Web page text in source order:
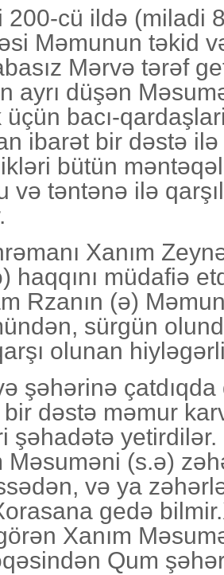
200-cü ildə (miladi
Məmunun təkid
Mərvə tərəf
ayrı düşən
bacı-
ibarət bir dəstə
bütün
və təntənə ilə
Xanım
haqqını müdafiə
Rzanın (ə)
sürgün
olunan
şəhərinə
bir dəstə məmur
şəhadətə
Məsuməni (s.ə)
və ya
gedə
Xanım
Qum